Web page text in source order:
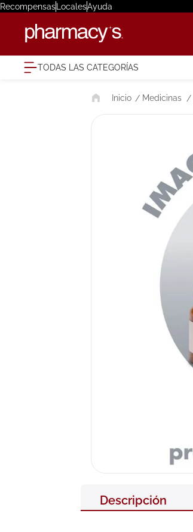
RecompensasLocalesAyuda
TODAS LAS CATEGORÍAS
Medicinas
Descripción